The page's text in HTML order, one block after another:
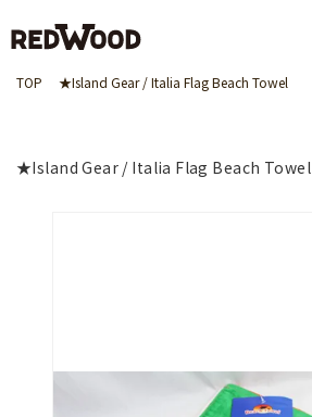
TOP ★Island Gear / Italia Flag Beach Towel
★Island Gear / Italia Flag Beach Towel